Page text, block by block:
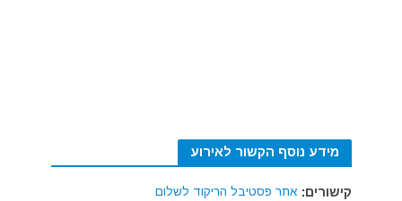
מידע נוסף הקשור לאירוע
קישורים: אתר פסטיבל הריקוד לשלום